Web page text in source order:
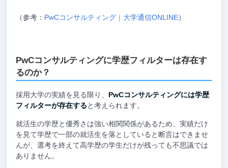
（参考： PwCコンサルティング｜大学通信ONLINE）
PwCコンサルティングに学歴フィルターは存在す
るのか？
採用大学の実績を見る限り、 PwCコンサルティングには学歴
フィルターが存在すると考えられます。
就活生の学歴と優秀さは強い相関関係があるため、実績だけ
を見て学歴で一部の就活生を落としていると断言はできませ
んが、選考を終えて高学歴の学生だけが残っても不思議では
ありません。